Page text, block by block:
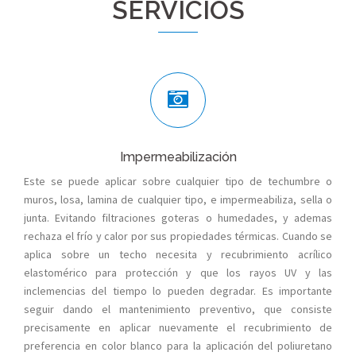
SERVICIOS
Impermeabilización
Este se puede aplicar sobre cualquier tipo de techumbre o
muros, losa, lamina de cualquier tipo, e impermeabiliza, sella o
junta. Evitando filtraciones goteras o humedades, y ademas
rechaza el frío y calor por sus propiedades térmicas. Cuando se
aplica sobre un techo necesita y recubrimiento acrílico
elastomérico para protección y que los rayos UV y las
inclemencias del tiempo lo pueden degradar. Es importante
seguir dando el mantenimiento preventivo, que consiste
precisamente en aplicar nuevamente el recubrimiento de
preferencia en color blanco para la aplicación del poliuretano